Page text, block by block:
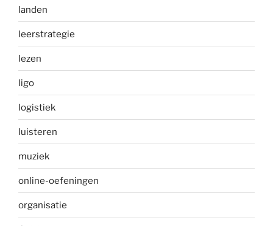
landen
leerstrategie
lezen
ligo
logistiek
luisteren
muziek
online-oefeningen
organisatie